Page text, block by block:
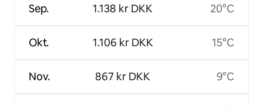
Sep.
Okt.
Nov.
1.138 kr DKK
1.106 kr DKK
867 kr DKK
20°C
15°C
9°C